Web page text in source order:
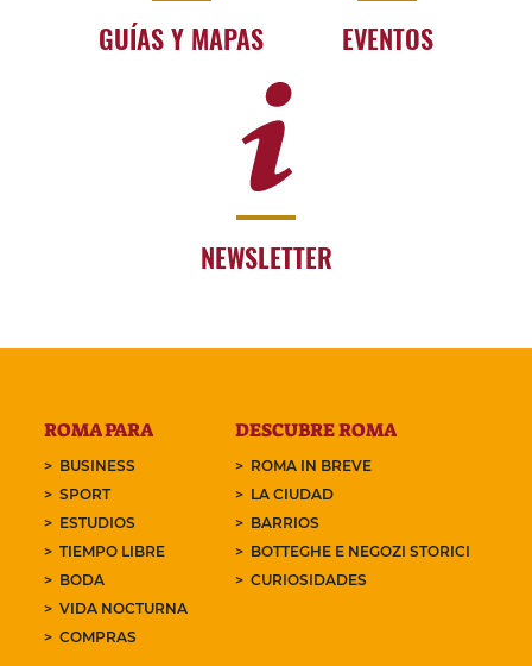
GUÍAS Y MAPAS EVENTOS
NEWSLETTER
ROMA PARA
BUSINESS
SPORT
ESTUDIOS
TIEMPO LIBRE
BODA
VIDA NOCTURNA
COMPRAS
DESCUBRE ROMA
ROMA IN BREVE
LA CIUDAD
BARRIOS
BOTTEGHE E NEGOZI STORICI
CURIOSIDADES